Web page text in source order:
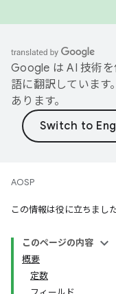
Google は AI 技術
語に翻訳しています
あります。
AOSP
この情報は役に立ちまし
このページの内容
概要
定数